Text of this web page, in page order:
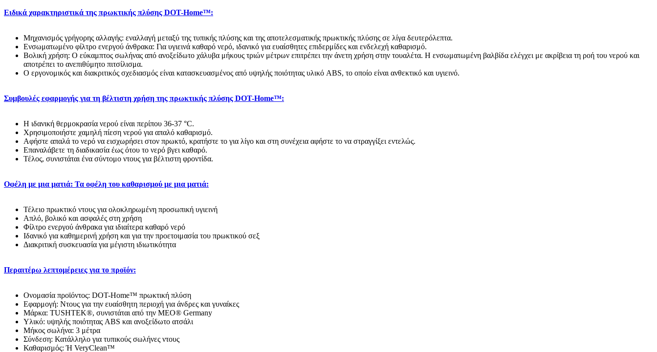
Ειδικά χαρακτηριστικά της πρωκτικής πλύσης DOT-Home™:
Μηχανισμός γρήγορης αλλαγής: εναλλαγή μεταξύ της τυπικής πλύσης και της αποτελεσματικής πρωκτικής πλύσης σε λίγα δευτερόλεπτα.
Ενσωματωμένο φίλτρο ενεργού άνθρακα: Για υγιεινά καθαρό νερό, ιδανικό για ευαίσθητες επιδερμίδες και ενδελεχή καθαρισμό.
Βολική χρήση: Ο εύκαμπτος σωλήνας από ανοξείδωτο χάλυβα μήκους τριών μέτρων επιτρέπει την άνετη χρήση στην τουαλέτα. Η ενσωματωμένη βαλβίδα ελέγχει με ακρίβεια τη ροή του νερού και
αποτρέπει το ανεπιθύμητο πιτσίλισμα.
Ο εργονομικός και διακριτικός σχεδιασμός είναι κατασκευασμένος από υψηλής ποιότητας υλικό ABS, το οποίο είναι ανθεκτικό και υγιεινό.
Συμβουλές εφαρμογής για τη βέλτιστη χρήση της πρωκτικής πλύσης DOT-Home™:
Η ιδανική θερμοκρασία νερού είναι περίπου 36-37 °C.
Χρησιμοποιήστε χαμηλή πίεση νερού για απαλό καθαρισμό.
Αφήστε απαλά το νερό να εισχωρήσει στον πρωκτό, κρατήστε το για λίγο και στη συνέχεια αφήστε το να στραγγίξει εντελώς.
Επαναλάβετε τη διαδικασία έως ότου το νερό βγει καθαρό.
Τέλος, συνιστάται ένα σύντομο ντους για βέλτιστη φροντίδα.
Οφέλη με μια ματιά: Τα οφέλη του καθαρισμού με μια ματιά:
Τέλειο πρωκτικό ντους για ολοκληρωμένη προσωπική υγιεινή
Απλό, βολικό και ασφαλές στη χρήση
Φίλτρο ενεργού άνθρακα για ιδιαίτερα καθαρό νερό
Ιδανικό για καθημερινή χρήση και για την προετοιμασία του πρωκτικού σεξ
Διακριτική συσκευασία για μέγιστη ιδιωτικότητα
Περαιτέρω λεπτομέρειες για το προϊόν:
Ονομασία προϊόντος: DOT-Home™ πρωκτική πλύση
Εφαρμογή: Ντους για την ευαίσθητη περιοχή για άνδρες και γυναίκες
Μάρκα: TUSHTEK®, συνιστάται από την MEO® Germany
Υλικό: υψηλής ποιότητας ABS και ανοξείδωτο ατσάλι
Μήκος σωλήνα: 3 μέτρα
Σύνδεση: Κατάλληλο για τυπικούς σωλήνες ντους
Καθαρισμός: Ή VeryClean™